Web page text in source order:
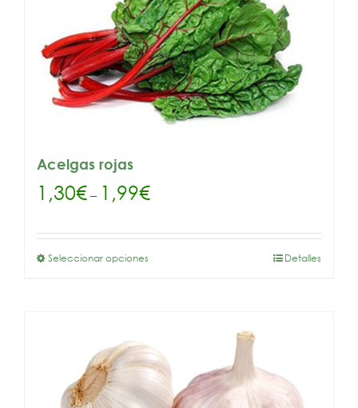
Acelgas rojas
1,30€– 1,99€
Seleccionar opciones Detalles